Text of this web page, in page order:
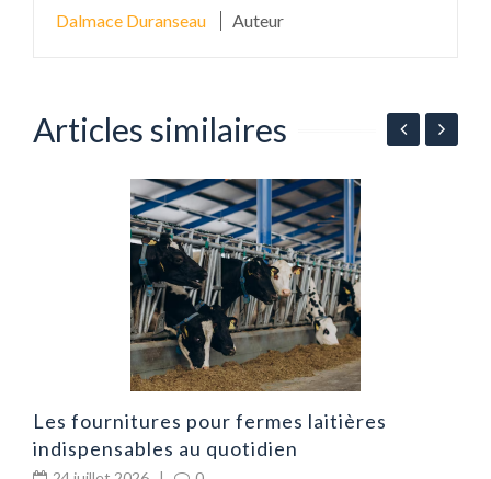
Dalmace Duranseau Auteur
Articles similaires
Les fournitures pour fermes laitières
indispensables au quotidien